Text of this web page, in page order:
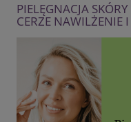
PIELĘGNACJA
CERZE NAWILŻENIE